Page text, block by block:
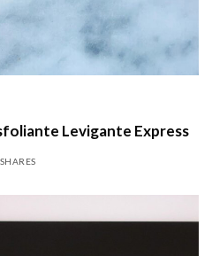
Levigante Express